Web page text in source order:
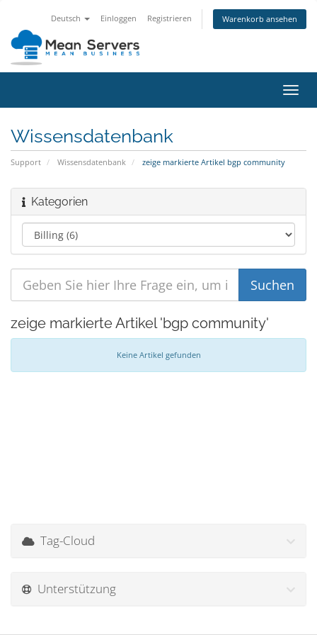
Deutsch Einloggen Registrieren Warenkorb ansehen
ein-/
Wissensdatenbank
Support Wissensdatenbank zeige markierte Artikel bgp community
Kategorien
zeige markierte Artikel 'bgp community'
Keine Artikel gefunden
Tag-Cloud
Unterstützung